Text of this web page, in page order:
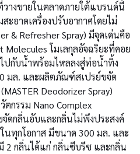
างขายในตลาดภายใต้แบรนด์นี้
อาดเครื่องปรับอากาศโดยไม่
& Refresher Spray) มีจุดเด่นคือ
โมเลกุลอัจฉริยะที่คอย
ปกับน้ำพร้อมไหลลงสู่ท่อน้ำทิ้ง
มล. และผลิตภัณฑ์สเปรย์ขจัด
Deodorizer Spray)
กรรม Nano Complex
ดกลิ่นอับและกลิ่นไม่พึงประสงค์
ทุกโอกาส มีขนาด 300 มล. และ
กลิ่นได้แก่ กลิ่นซีบรีซ และกลิ่น